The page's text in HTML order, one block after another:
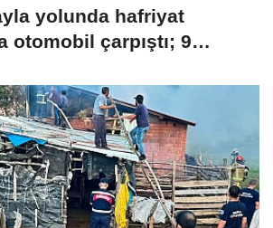
yolunda hafriyat
otomobil çarpıştı; 9